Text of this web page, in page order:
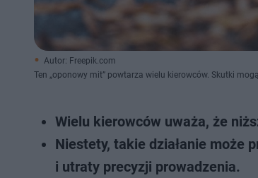
Autor: Freepik.com
Ten „oponowy mit” powtarza wielu kierowców. Skutki
Wielu kierowców uważa, że
Niestety, takie działanie może
i utraty precyzji prowadzenia.